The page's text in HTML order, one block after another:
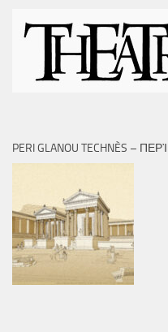
PERI GLANOU TECHNÈS –